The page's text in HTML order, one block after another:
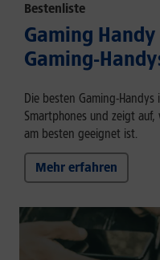
Bestenliste
Gaming
Gaming-
Die besten Gaming-
Smartphones und zeigt auf,
am besten geeignet ist.
Mehr erfahren